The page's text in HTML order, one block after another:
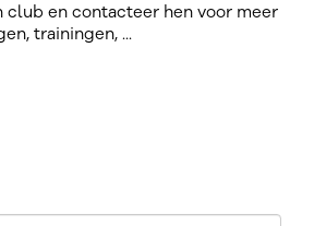
club en contacteer hen voor meer
trainingen, ...